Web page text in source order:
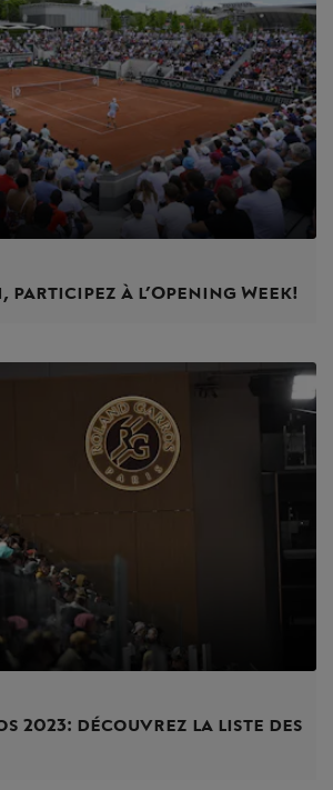
participez à l’Opening Week !
2023 : découvrez la liste des